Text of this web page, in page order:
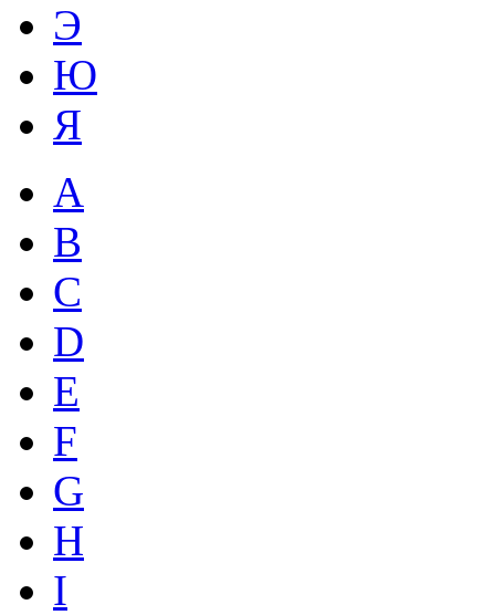
Э
Ю
Я
A
B
C
D
E
F
G
H
I